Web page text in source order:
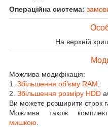
Операційна система:
На верхній
Можлива модифікація:
1. Збільшення об'єму RAM;
2. Збільшення розміру HDD
Ви можете розширити строк
Можлива також
мишкою